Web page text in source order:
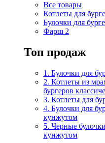
Все товары
Котлеты для
Булочки для
Фарш 2
Топ продаж
1. Булочки для
2. Котлеты из
бургеров
3. Котлеты для
4. Булочки для
кунжутом
5. Черные
кунжутом